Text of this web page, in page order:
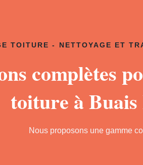
TOITURE - NETTOYAGE ET
complètes
toiture à
Nous proposons une gamme